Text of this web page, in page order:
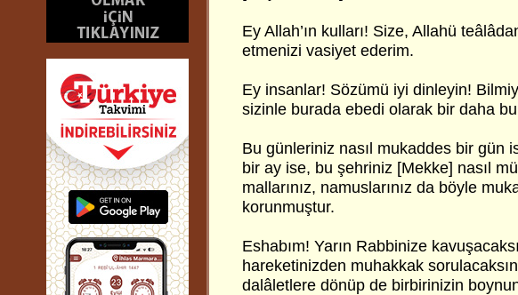
Ey Allah’ın kulları! Size, Allahü
etmenizi vasiyet ederim.
Ey insanlar! Sözümü iyi dinleyin!
sizinle burada ebedi olarak bir daha
Bu günleriniz nasıl mukaddes bir gün
bir ay ise, bu şehriniz [Mekke] nasıl
mallarınız, namuslarınız da böyle
korunmuştur.
Eshabım! Yarın Rabbinize
hareketinizden muhakkak
dalâletlere dönüp de birbirinizin